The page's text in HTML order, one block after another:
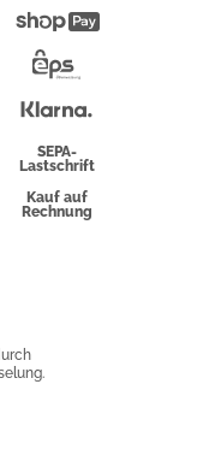
PayShopify
Überweisung
SEPA-
Lastschrift
Kauf auf
Rechnung